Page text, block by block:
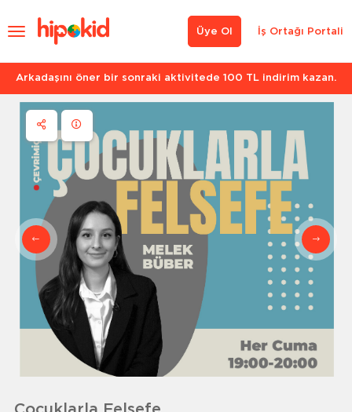
İş Ortağı Portali
Üye Ol
Arkadaşını öner bir sonraki aktivitede 100 TL indirim kazan.